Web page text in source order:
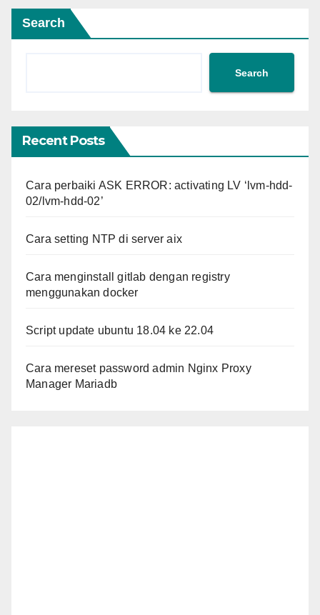
Search
Search
Recent Posts
Cara perbaiki ASK ERROR: activating LV ‘lvm-hdd-
02/lvm-hdd-02’
Cara setting NTP di server aix
Cara menginstall gitlab dengan registry
menggunakan docker
Script update ubuntu 18.04 ke 22.04
Cara mereset password admin Nginx Proxy
Manager Mariadb